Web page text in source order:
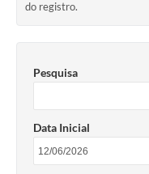
CONCURSO
Parcerias da Lei 13.019/
Leis Municipais
Governo
do registro.
Pesquisa
Data Inicial